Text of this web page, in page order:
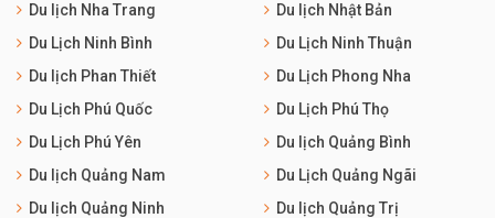
Du lịch Nha Trang
Du lịch Nhật Bản
Du Lịch Ninh Bình
Du Lịch Ninh Thuận
Du lịch Phan Thiết
Du Lịch Phong Nha
Du Lịch Phú Quốc
Du Lịch Phú Thọ
Du Lịch Phú Yên
Du lịch Quảng Bình
Du lịch Quảng Nam
Du Lịch Quảng Ngãi
Du lịch Quảng Ninh
Du lịch Quảng Trị